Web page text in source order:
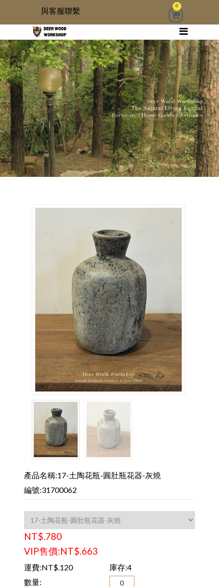
家具
木雜貨
生活器具
古物道具
居家修繕道具材料
與客服聯繫
0
產品名稱:17-土陶花瓶-圓肚瓶花器-灰燒
編號:31700062
NT$.780
VIP售價:NT$.663
運費:NT$.120
庫存:4
數量: